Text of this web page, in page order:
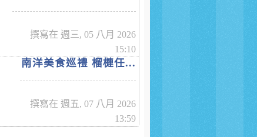
撰寫在 週三, 05 八月 2026
15:10
南洋美食巡禮 榴槤任...
撰寫在 週五, 07 八月 2026
13:59